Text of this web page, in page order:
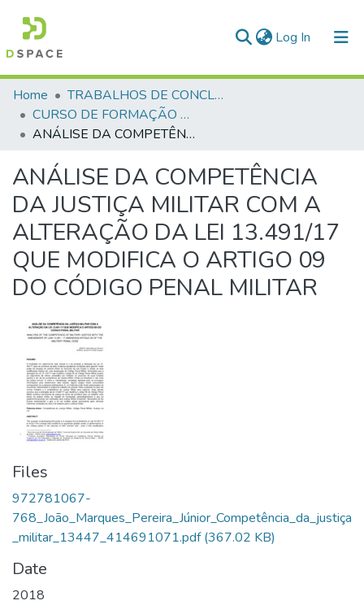
Log In (current)
Communities & Collections
All of DSpace
Home
TRABALHOS DE CONCLUSÃO DE CURSO - CFP (CURSO DE FORMAÇÃO DE PRAÇAS)
CURSO DE FORMAÇÃO DE PRAÇAS - CFP - 2018
ANÁLISE DA COMPETÊNCIA DA JUSTIÇA MILITAR COM A ALTERAÇÃO DA LEI 13.491/17 QUE MODIFICA O ARTIGO 09 DO CÓDIGO PENAL MILITAR
ANÁLISE DA COMPETÊNCIA
DA JUSTIÇA MILITAR COM A
ALTERAÇÃO DA LEI 13.491/17
QUE MODIFICA O ARTIGO 09
DO CÓDIGO PENAL MILITAR
Files
972781067-
768_João_Marques_Pereira_Júnior_Competência_da_justiça
_militar_13447_414691071.pdf(367.02 KB)
Date
2018